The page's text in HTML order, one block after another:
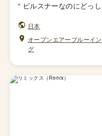
“ ピルスナーなのにどっ
日本
オープンエアーブルーイン
グ